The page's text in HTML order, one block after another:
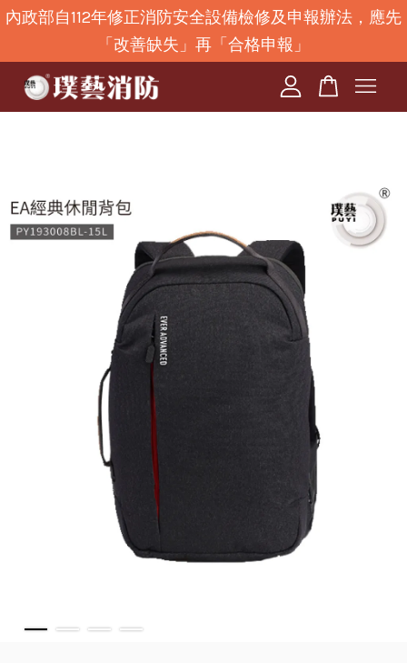
內政部自112年修正消防安全設備檢修及申報辦法，應先
「改善缺失」再「合格申報」
您的購物車目前還是空的。